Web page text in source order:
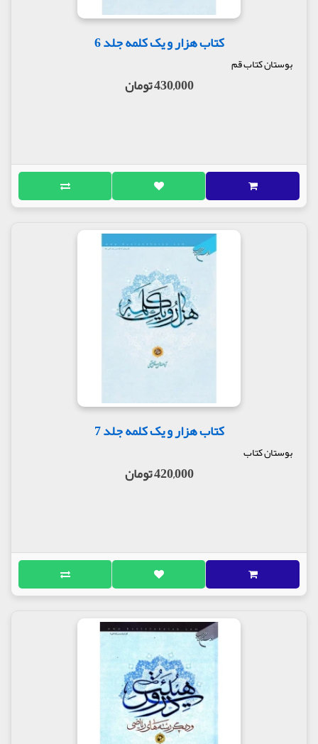
کتاب هزار و یک کلمه جلد 6
بوستان کتاب قم
430,000 تومان
کتاب هزار و یک کلمه جلد 7
بوستان کتاب
420,000 تومان